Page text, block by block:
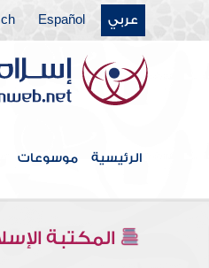
عربي Español
الرئيسية موسوعات
المكتبة